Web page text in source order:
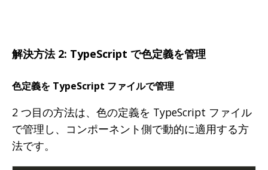
解決方法 2: TypeScript で色定義を管理
色定義を TypeScript ファイルで管理
2 つ目の方法は、色の定義を TypeScript ファイル
で管理し、コンポーネント側で動的に適用する方
法です。